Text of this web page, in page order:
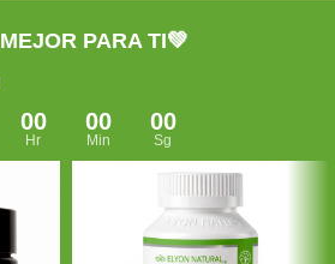
PARA TI💚
00
Hr
00
Min
00
Sg